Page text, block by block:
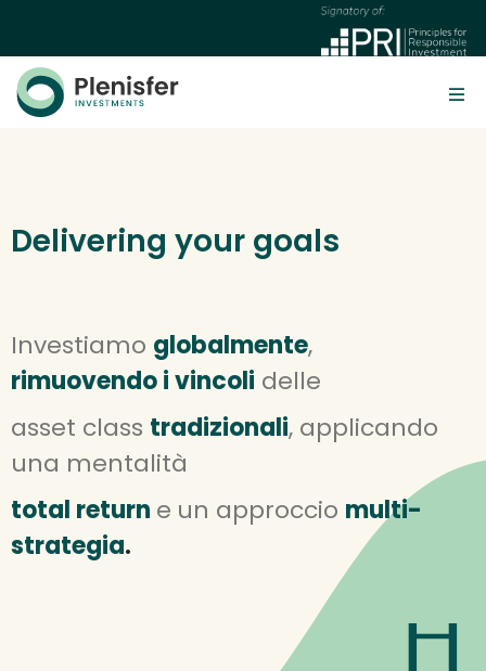
Delivering your goals
Investiamo globalmente,
rimuovendo i vincoli delle
asset class tradizionali, applicando
una mentalità
total return e un approccio multi-
strategia.